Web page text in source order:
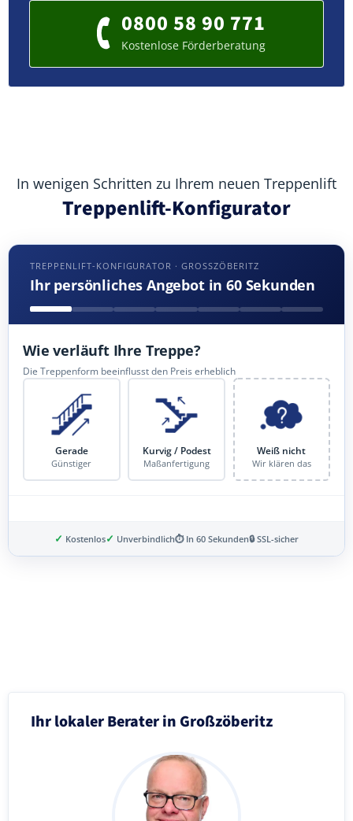
0800 58 90 771
Kostenlose Förderberatung
In wenigen Schritten zu Ihrem neuen Treppenlift
Treppenlift-Konfigurator
TREPPENLIFT-KONFIGURATOR · GROSSZÖBERITZ
Ihr persönliches Angebot in 60 Sekunden
Wie verläuft Ihre Treppe?
Die Treppenform beeinflusst den Preis erheblich
Gerade
Günstiger
Kurvig / Podest
Maßanfertigung
Weiß nicht
Wir klären das
✓ Kostenlos✓ Unverbindlich⏱ In 60 Sekunden🔒 SSL-sicher
Ihr lokaler Berater in Großzöberitz